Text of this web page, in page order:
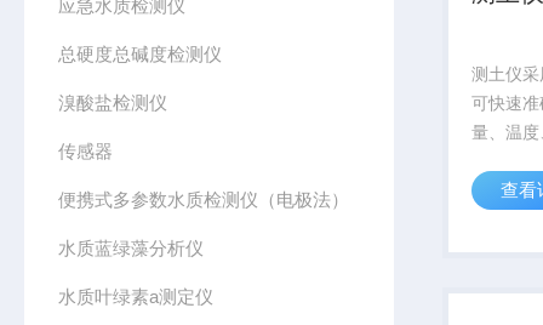
应急水质检测仪
总硬度总碱度检测仪
溴酸盐检测仪
传感器
便携式多参数水质检测仪（电极法）
水质蓝绿藻分析仪
水质叶绿素a测定仪
测土仪
可快速
量、温
土壤深
续监测。
查看